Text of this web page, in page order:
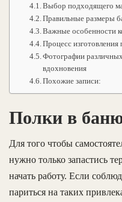
Выбор подходящего
Правильные размеры
Важные особенности
Процесс
Фотографии
вдохновения
Похожие записи:
Полки в
Для того чтобы
нужно только запастись
начать работу. Если
париться на таких